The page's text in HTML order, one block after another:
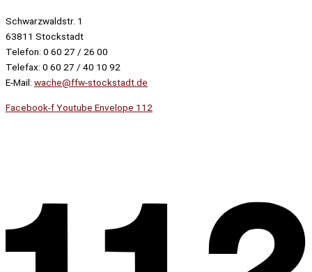
Schwarzwaldstr. 1
63811 Stockstadt
Telefon: 0 60 27 / 26 00
Telefax: 0 60 27 / 40 10 92
E-Mail: wache@ffw-stockstadt.de
Facebook-fYoutube Envelope 112